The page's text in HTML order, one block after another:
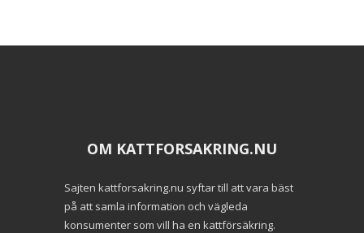
OM KATTFORSAKRING.NU
Sajten kattforsakring.nu syftar till att vara bäst
på att samla information och vägleda
konsumenter som vill ha en kattförsäkring.